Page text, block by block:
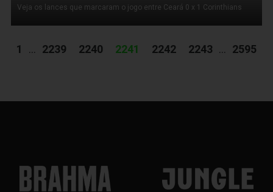
Veja os lances que marcaram o jogo entre Ceará 0 x 1 Corinthians
1 ... 2239 2240 2241 2242 2243 ... 2595